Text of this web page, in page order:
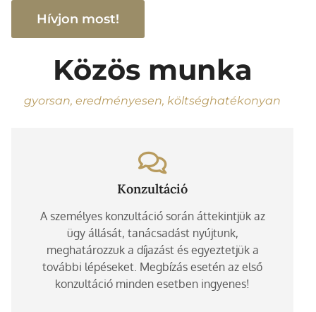
Hívjon most!
Közös munka
gyorsan, eredményesen, költséghatékonyan
Konzultáció
A személyes konzultáció során áttekintjük az
ügy állását, tanácsadást nyújtunk,
meghatározzuk a díjazást és egyeztetjük a
további lépéseket. Megbízás esetén az első
konzultáció minden esetben ingyenes!